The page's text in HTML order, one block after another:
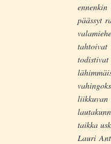
päässyt
tahtoivat
taikka
Lauri